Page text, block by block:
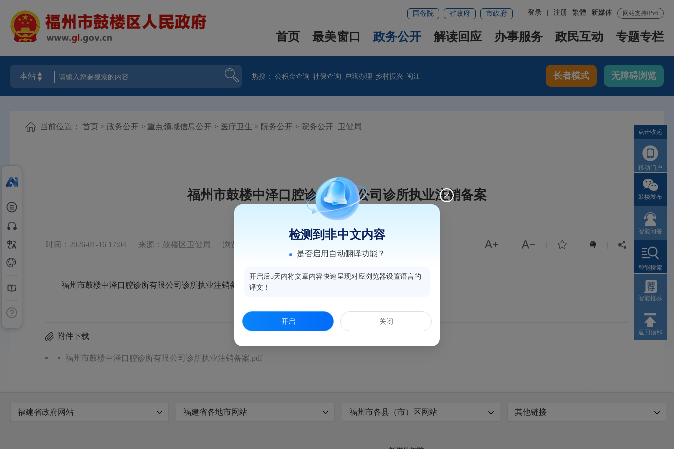
网站支持IPv6
新媒体
繁體
登录 注册
国务院 省政府 市政府
首页 最美窗口 政务公开 解读回应 办事服务 政民互动 专题专栏
热搜：公积金查询 社保查询 户籍办理 乡村振兴 闽江 长者模式 无障碍浏览
当前位置： 首页 > 政务公开 > 重点领域信息公开 > 医疗卫生 > 院务公开 > 院务公开_卫健局
福州市鼓楼中泽口腔诊所有限公司诊所执业注销备案
时间：2026-01-16 17:04 来源：鼓楼区卫健局 浏览量：70     
福州市鼓楼中泽口腔诊所有限公司诊所执业注销备案材料见附件。
附件下载
福州市鼓楼中泽口腔诊所有限公司诊所执业注销备案.pdf
福建省政府网站 福建省各地市网站 福州市各县（市）区网站 其他链接
点击收起
移动门户
鼓楼发布
智能问答
智能搜索
智能推荐
返回顶部
检测到非中文内容
是否启用自动翻译功能？
开启后5天内将文章内容快速呈现对应浏览器设置语言的
译文！
开启 关闭